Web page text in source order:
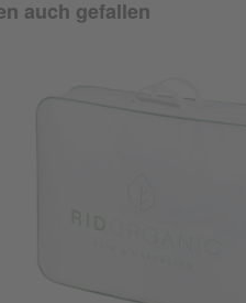
auch gefallen